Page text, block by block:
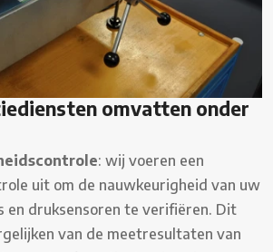
omvatten onder
: wij voeren een
uit om de nauwkeurigheid van uw
en druksensoren te verifiëren. Dit
van de meetresultaten van